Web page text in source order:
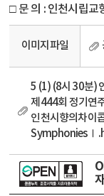
□ 문 의 : 인천시립
이미지파일
5 (1) (8시 30분)
제444회 정기연
인천시향의차이